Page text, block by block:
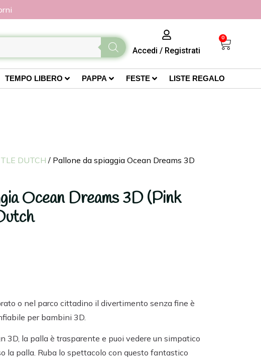
Accedi / Registrati
0
TEMPO LIBERO PAPPA FESTE LISTE REGALO
DUTCH / Pallone da spiaggia Ocean Dreams 3D
Ocean Dreams 3D (Pink
o nel parco cittadino il divertimento senza fine è
per bambini 3D.
3D, la palla è trasparente e puoi vedere un simpatico
la palla. Ruba lo spettacolo con questo fantastico